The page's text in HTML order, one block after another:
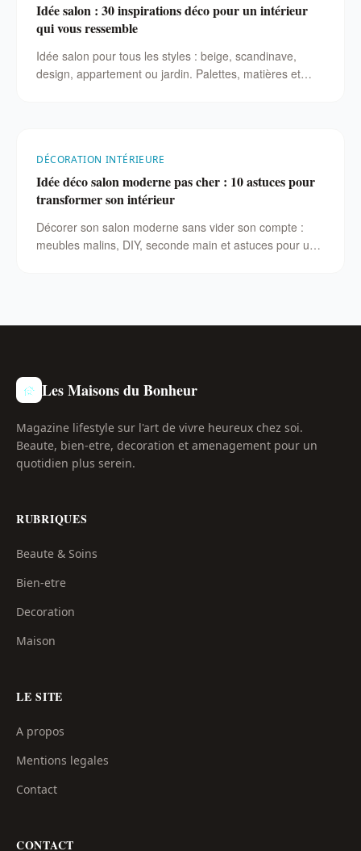
Idée salon : 30 inspirations déco pour un intérieur
qui vous ressemble
Idée salon pour tous les styles : beige, scandinave,
design, appartement ou jardin. Palettes, matières et
DÉCORATION INTÉRIEURE
Idée déco salon moderne pas cher : 10 astuces pour
transformer son intérieur
Décorer son salon moderne sans vider son compte :
meubles malins, DIY, seconde main et astuces pour un
Les Maisons du Bonheur
Magazine lifestyle sur l'art de vivre heureux chez soi.
Beaute, bien-etre, decoration et amenagement pour un
quotidien plus serein.
RUBRIQUES
Beaute & Soins
Bien-etre
Decoration
Maison
LE SITE
A propos
Mentions legales
Contact
CONTACT